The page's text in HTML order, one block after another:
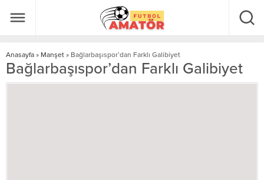
Anasayfa » Manşet » Bağlarbaşıspor’dan Farklı Galibiyet
Bağlarbaşıspor’dan Farklı Galibiyet